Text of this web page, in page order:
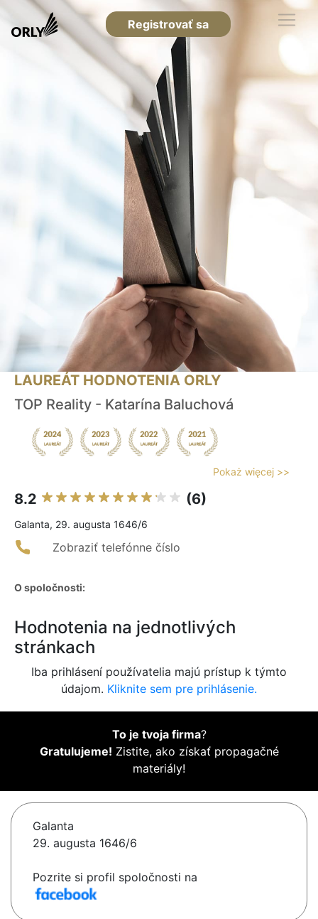
Registrovať sa
LAUREÁT HODNOTENIA ORLY
TOP Reality - Katarína Baluchová
Pokaż więcej >>
8.2 (6)
Galanta, 29. augusta 1646/6
Zobraziť telefónne číslo
O spoločnosti:
Hodnotenia na jednotlivých
stránkach
Iba prihlásení používatelia majú prístup k týmto
údajom. Kliknite sem pre prihlásenie.
To je tvoja firma?
Gratulujeme! Zistite, ako získať propagačné
materiály!
Galanta
29. augusta 1646/6
Pozrite si profil spoločnosti na